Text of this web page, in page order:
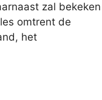
zal bekeken
omtrent de
het